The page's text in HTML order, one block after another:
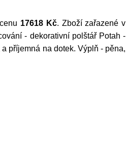
17618 Kč. Zboží zařazené v
- dekorativní polštář Potah -
příjemná na dotek. Výplň - pěna,